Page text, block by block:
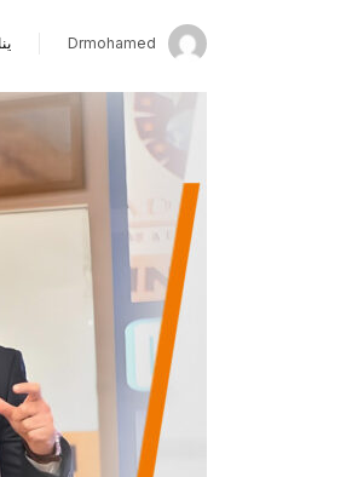
Drmohamed